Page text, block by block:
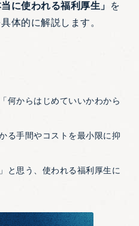
当に使われる福利厚生」
を
体的に解説します。
何からはじめていいかわから
る手間やコストを最小限に抑
と思う、使われる福利厚生に